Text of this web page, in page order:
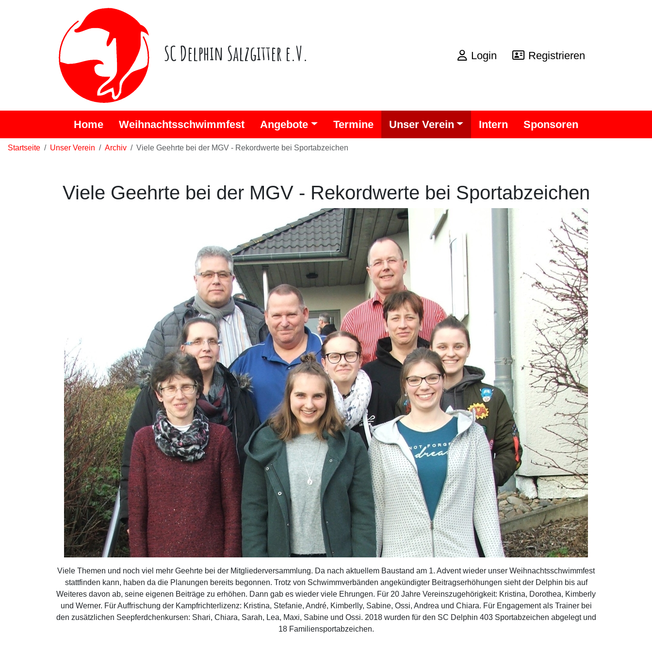
SC Delphin Salzgitter e.V. Login Registrieren
Home Weihnachtsschwimmfest Angebote Termine Unser Verein Intern Sponsoren
Startseite Unser Verein Archiv Viele Geehrte bei der MGV - Rekordwerte bei Sportabzeichen
Viele Geehrte bei der MGV - Rekordwerte bei Sportabzeichen
Viele Themen und noch viel mehr Geehrte bei der Mitgliederversammlung. Da nach aktuellem Baustand am 1. Advent wieder unser Weihnachtsschwimmfest
stattfinden kann, haben da die Planungen bereits begonnen. Trotz von Schwimmverbänden angekündigter Beitragserhöhungen sieht der Delphin bis auf
Weiteres davon ab, seine eigenen Beiträge zu erhöhen. Dann gab es wieder viele Ehrungen. Für 20 Jahre Vereinszugehörigkeit: Kristina, Dorothea, Kimberly
und Werner. Für Auffrischung der Kampfrichterlizenz: Kristina, Stefanie, André, Kimberlly, Sabine, Ossi, Andrea und Chiara. Für Engagement als Trainer bei
den zusätzlichen Seepferdchenkursen: Shari, Chiara, Sarah, Lea, Maxi, Sabine und Ossi. 2018 wurden für den SC Delphin 403 Sportabzeichen abgelegt und
18 Familiensportabzeichen.